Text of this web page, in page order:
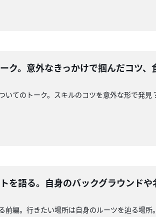
ク。意外なきっかけで掴んだコツ、
いてのトーク。スキルのコツを意外な形で発
を語る。自身のバックグラウンド
前編。行きたい場所は自身のルーツを辿る場所